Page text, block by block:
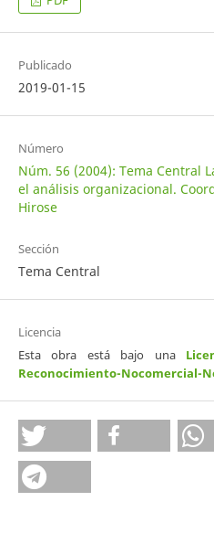
Publicado
2019-01-15
Número
Núm. 56 (2004): Tema Central
el análisis organizacional.
Hirose
Sección
Tema Central
Licencia
Esta obra está bajo una
Reconocimiento-Nocomercial-